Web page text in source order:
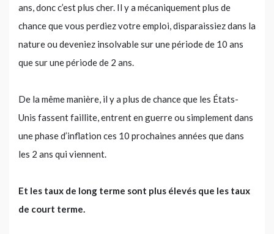
ans, donc c’est plus cher. Il y a mécaniquement plus de
chance que vous perdiez votre emploi, disparaissiez dans la
nature ou deveniez insolvable sur une période de 10 ans
que sur une période de 2 ans.
De la même manière, il y a plus de chance que les États-
Unis fassent faillite, entrent en guerre ou simplement dans
une phase d’inflation ces 10 prochaines années que dans
les 2 ans qui viennent.
Et les taux de long terme sont plus élevés que les taux
de court terme.